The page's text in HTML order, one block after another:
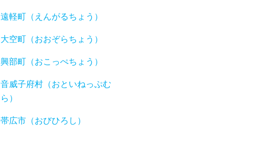
遠軽町（えんがるちょう）
大空町（おおぞらちょう）
興部町（おこっぺちょう）
音威子府村（おといねっぷむ
ら）
帯広市（おびひろし）